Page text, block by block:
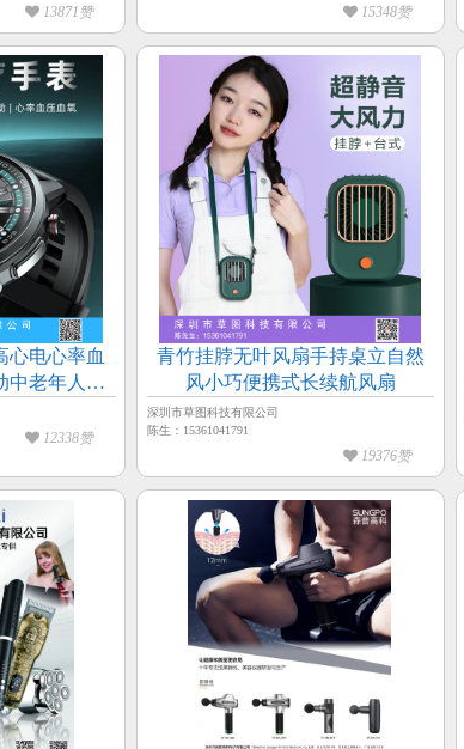
13871赞 15348赞
心电心率血
中老年人健
12338赞
青竹挂脖无叶风扇手持桌立自然
风小巧便携式长续航风扇
深圳市草图科技有限公司
陈生：15361041791
19376赞